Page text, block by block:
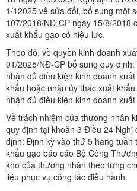
1/12025 về sửa đổi, bổ sung một
107/2018/NĐ-CP ngày 15/8/2018
xuất khẩu gạo có hiệu lực.
Theo đó, về quyền kinh doanh
01/2025/NĐ-CP bổ sung quy
nhận đủ điều kiện kinh doanh
khẩu hoặc nhận ủy thác xuất
nhận đủ điều kiện kinh doanh
Về trách nhiệm của thương nhân
quy định tại khoản 3 Điều 24
định: Định kỳ vào thứ 5 hàng
khẩu gạo báo cáo Bộ Công
kho của thương nhân theo từng
liệu phục vụ công tác điều hành.